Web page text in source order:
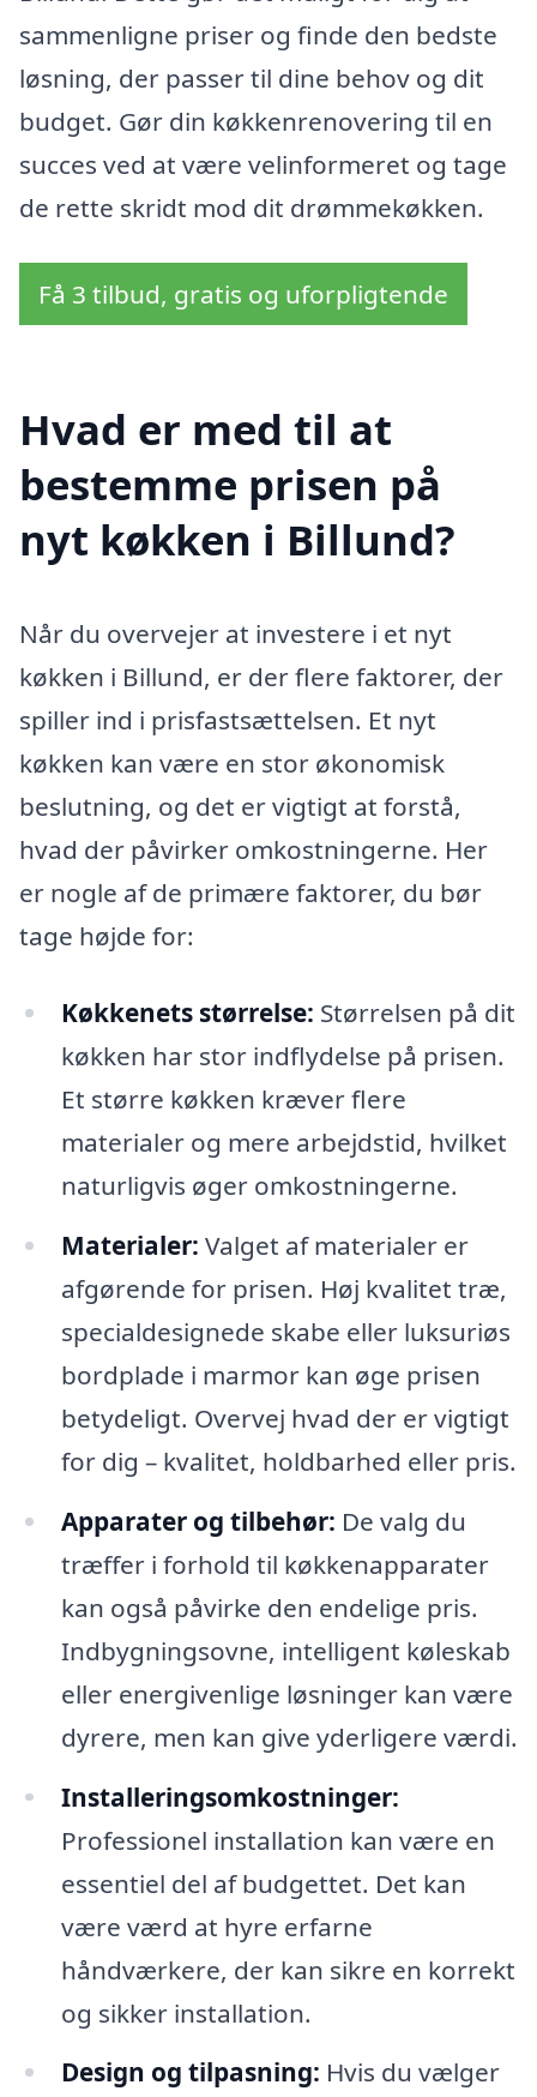
sammenligne priser og finde den bedste
løsning, der passer til dine behov og dit
budget. Gør din køkkenrenovering til en
succes ved at være velinformeret og tage
de rette skridt mod dit drømmekøkken.
Få 3 tilbud, gratis og uforpligtende
Hvad er med til at
bestemme prisen på
nyt køkken i Billund?
Når du overvejer at investere i et nyt
køkken i Billund, er der flere faktorer, der
spiller ind i prisfastsættelsen. Et nyt
køkken kan være en stor økonomisk
beslutning, og det er vigtigt at forstå,
hvad der påvirker omkostningerne. Her
er nogle af de primære faktorer, du bør
tage højde for:
Køkkenets størrelse: Størrelsen på dit
køkken har stor indflydelse på prisen.
Et større køkken kræver flere
materialer og mere arbejdstid, hvilket
naturligvis øger omkostningerne.
Materialer: Valget af materialer er
afgørende for prisen. Høj kvalitet træ,
specialdesignede skabe eller luksuriøs
bordplade i marmor kan øge prisen
betydeligt. Overvej hvad der er vigtigt
for dig – kvalitet, holdbarhed eller pris.
Apparater og tilbehør: De valg du
træffer i forhold til køkkenapparater
kan også påvirke den endelige pris.
Indbygningsovne, intelligent køleskab
eller energivenlige løsninger kan være
dyrere, men kan give yderligere værdi.
Installeringsomkostninger:
Professionel installation kan være en
essentiel del af budgettet. Det kan
være værd at hyre erfarne
håndværkere, der kan sikre en korrekt
og sikker installation.
Design og tilpasning: Hvis du vælger